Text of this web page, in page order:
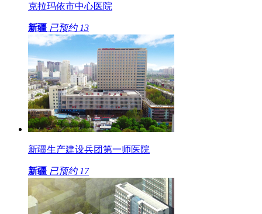
克拉玛依市中心医院
新疆 已预约 13
新疆生产建设兵团第一师医院
新疆 已预约 17